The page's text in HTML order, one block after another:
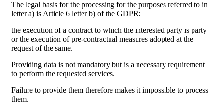
The legal basis for the processing for the purposes referred to in
letter a) is Article 6 letter b) of the GDPR:
the execution of a contract to which the interested party is party
or the execution of pre-contractual measures adopted at the
request of the same.
Providing data is not mandatory but is a necessary requirement
to perform the requested services.
Failure to provide them therefore makes it impossible to process
them.